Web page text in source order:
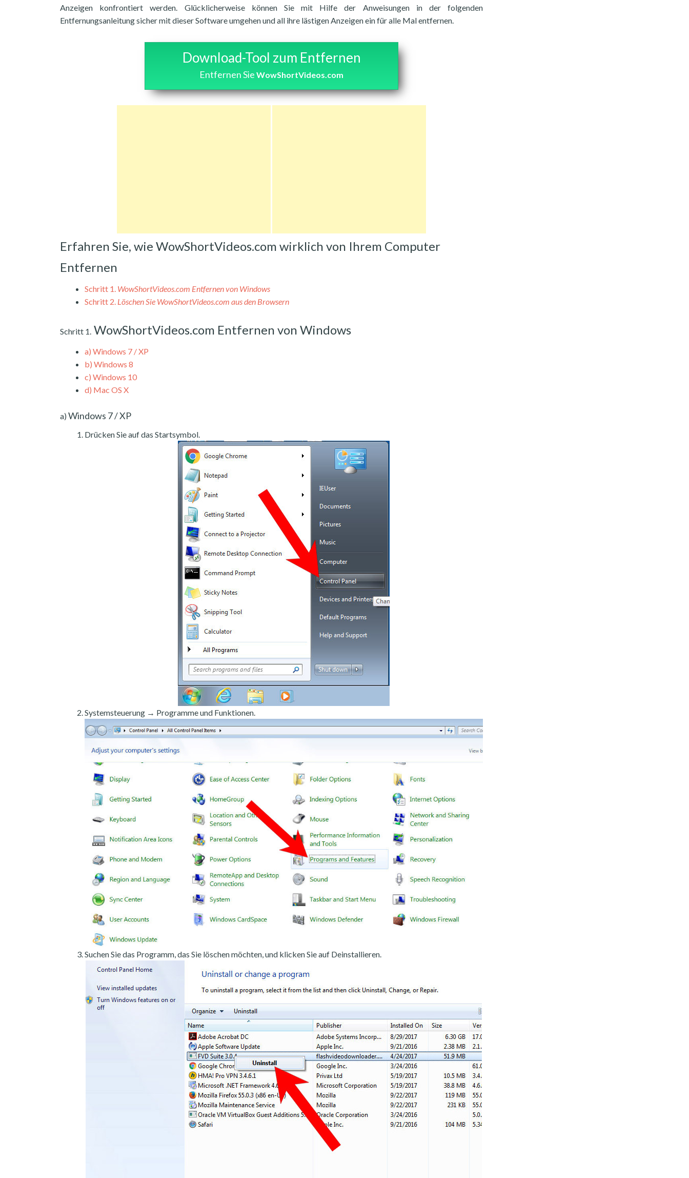
Anzeigen konfrontiert werden. Glücklicherweise können Sie mit Hilfe der Anweisungen in der folgenden
Entfernungsanleitung sicher mit dieser Software umgehen und all ihre lästigen Anzeigen ein für alle Mal entfernen.
Download-Tool zum Entfernen
Entfernen Sie WowShortVideos.com
Erfahren Sie, wie WowShortVideos.com wirklich von Ihrem Computer
Entfernen
Schritt 1. WowShortVideos.com Entfernen von Windows
Schritt 2. Löschen Sie WowShortVideos.com aus den Browsern
Schritt 1. WowShortVideos.com Entfernen von Windows
a) Windows 7 / XP
b) Windows 8
c) Windows 10
d) Mac OS X
a) Windows 7 / XP
Drücken Sie auf das Startsymbol.
Systemsteuerung → Programme und Funktionen.
Suchen Sie das Programm, das Sie löschen möchten, und klicken Sie auf Deinstallieren.